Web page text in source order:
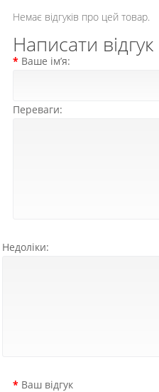
Немає відгуків про цей товар.
Написати відгук
Ваше ім’я:
Переваги:
Недоліки:
Ваш відгук